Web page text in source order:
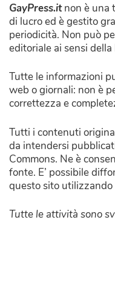
GayPress.itnon è una
di lucro ed è gestito
periodicità. Non può
editoriale ai sensi
Tutte le informazioni
web o giornali: non è
correttezza e
Tutti i contenuti
da intendersi
Commons. Ne è
fonte. E’ possibile
questo sito utilizzando
Tutte le attività sono